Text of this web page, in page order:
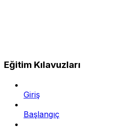
Eğitim Kılavuzları
Giriş
Başlangıç